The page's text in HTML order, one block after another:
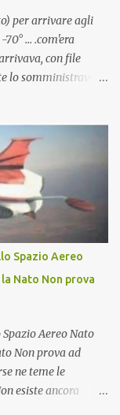
per arrivare agli
... .com'era
con file
lo somministravano
Ghiacciato, ma
Riproponiamo
Spazio Aereo
Nato Non prova
Aereo Nato
Non prova ad
ne teme le
esiste ancora